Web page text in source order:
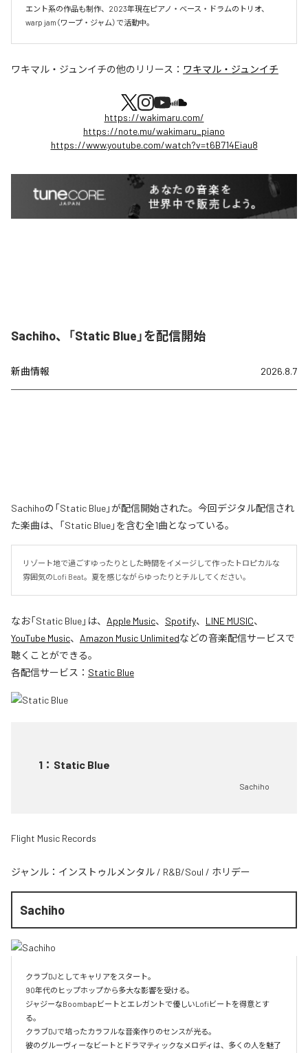
エント系の作品も制作、2023年現在ピアノ・ベース・ドラムのトリオ、
warp jam（ワープ・ジャム）で活動中。
ワキマル・ジュンイチの他のリリース： ワキマル・ジュンイチ
https://wakimaru.com/
https://note.mu/wakimaru_piano
https://www.youtube.com/watch?v=t6B714Eiau8
Sachiho、「Static Blue」を配信開始
新曲情報 2026.8.7
Sachihoの「Static Blue」が配信開始された。今回デジタル配信され
た楽曲は、「Static Blue」を含む全1曲となっている。
リゾート地で過ごすゆったりとした時間をイメージして作ったトロピカルな
雰囲気のLofi Beat。夏を感じながらゆったりとチルしてください。
なお「Static Blue」は、 Apple Music、 Spotify、 LINE MUSIC、
YouTube Music、 Amazon Music Unlimitedなどの音楽配信サービスで
聴くことができる。
各配信サービス： Static Blue
1 ： Static Blue
Sachiho
Flight Music Records
ジャンル： インストゥルメンタル / R&B/Soul / ホリデー
Sachiho
クラブDJとしてキャリアをスタート。
90年代のヒップホップから多大な影響を受ける。
ジャジーなBoombapビートとエレガントで優しいLofiビートを得意とす
る。
クラブDJで培ったカラフルな音楽作りのセンスが光る。
彼のグルーヴィーなビートとドラマティックなメロディは、多くの人を魅了